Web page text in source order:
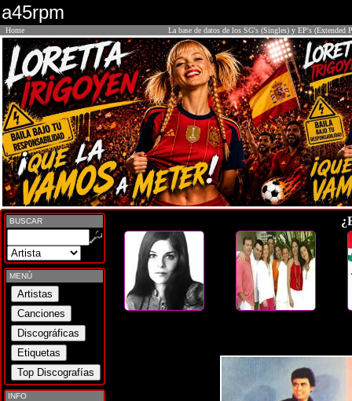
a45rpm
Home La base de datos de los SG's (Singles) y EP's (Extended
BUSCAR
MENÚ
INFO